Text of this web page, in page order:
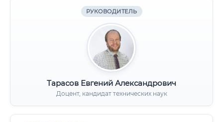
РУКОВОДИТЕЛЬ
Тарасов Евгений Александрович
Доцент, кандидат технических наук